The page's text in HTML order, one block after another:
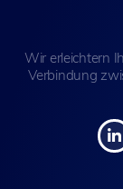
Wir erleichtern
Verbindung